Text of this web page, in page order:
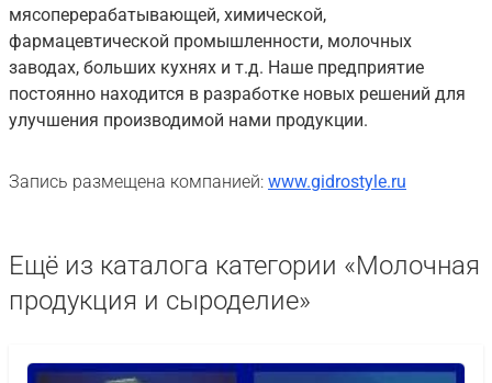
мясоперерабатывающей, химической,
фармацевтической промышленности, молочных
заводах, больших кухнях и т.д. Наше предприятие
постоянно находится в разработке новых решений для
улучшения производимой нами продукции.
Запись размещена компанией: www.gidrostyle.ru
Ещё из каталога категории «Молочная
продукция и сыроделие»